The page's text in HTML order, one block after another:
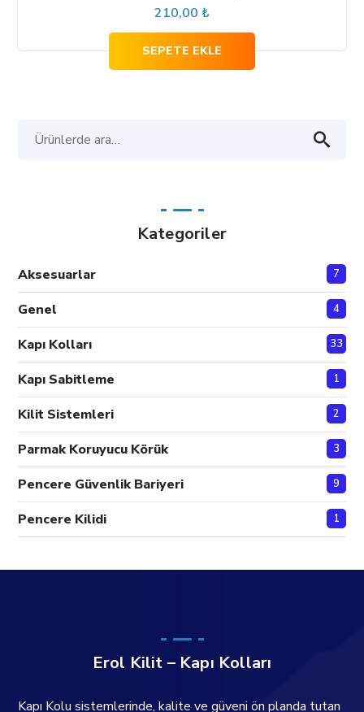
210,00 ₺
SEPETE EKLE
Kategoriler
Aksesuarlar 7
Genel 4
Kapı Kolları 33
Kapı Sabitleme 1
Kilit Sistemleri 2
Parmak Koruyucu Körük 3
Pencere Güvenlik Bariyeri 9
Pencere Kilidi 1
Erol Kilit – Kapı Kolları
Kapı Kolu sistemlerinde, kalite ve güveni ön planda tutan